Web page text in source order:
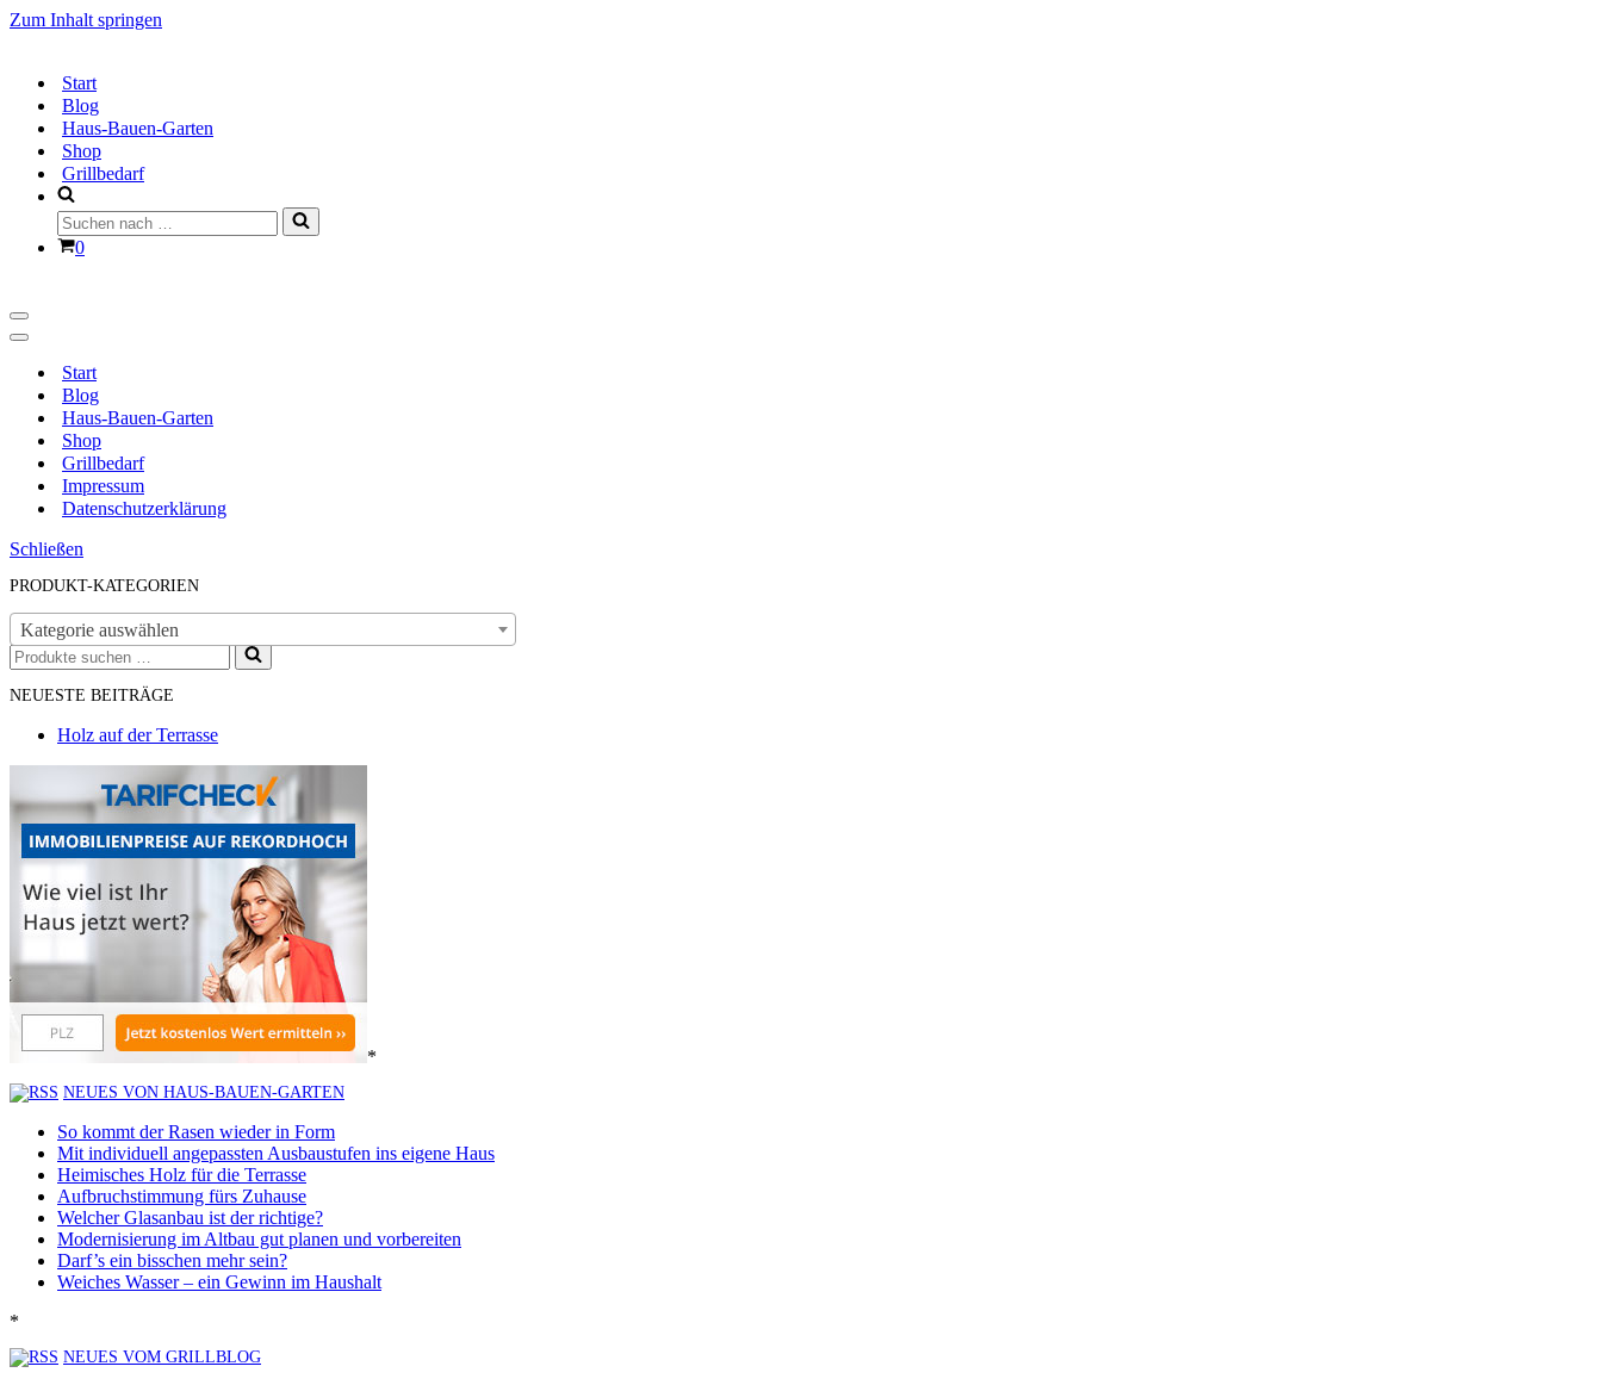
Zum Inhalt springen
Start
Blog
Haus-Bauen-Garten
Shop
Grillbedarf
Suchen
nach …
Warenkorb
0
Navigationsmenü
Navigationsmenü
Start
Blog
Haus-Bauen-Garten
Shop
Grillbedarf
Impressum
Datenschutzerklärung
Schließen
PRODUKT-KATEGORIEN
Kategorie auswählen
Suchen
nach …
NEUESTE BEITRÄGE
Holz auf der Terrasse
*
NEUES VON HAUS-BAUEN-GARTEN
So kommt der Rasen wieder in Form
Mit individuell angepassten Ausbaustufen ins eigene Haus
Heimisches Holz für die Terrasse
Aufbruchstimmung fürs Zuhause
Welcher Glasanbau ist der richtige?
Modernisierung im Altbau gut planen und vorbereiten
Darf’s ein bisschen mehr sein?
Weiches Wasser – ein Gewinn im Haushalt
*
NEUES VOM GRILLBLOG